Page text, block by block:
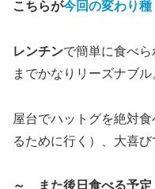
こちらが今回の変わり種
レンチンで簡単に食べら
までかなりリーズナブル
屋台でハットグを絶対
るために行く）、大喜び
～ また後日食べる予定